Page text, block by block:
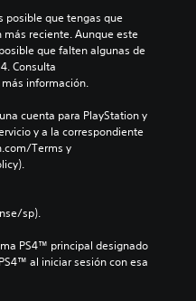
posible que tengas que
reciente. Aunque este
que falten algunas de
Consulta
información.
cuenta para PlayStation y
y a la correspondiente
Terms y
sp).
PS4™ principal designado
al iniciar sesión con esa